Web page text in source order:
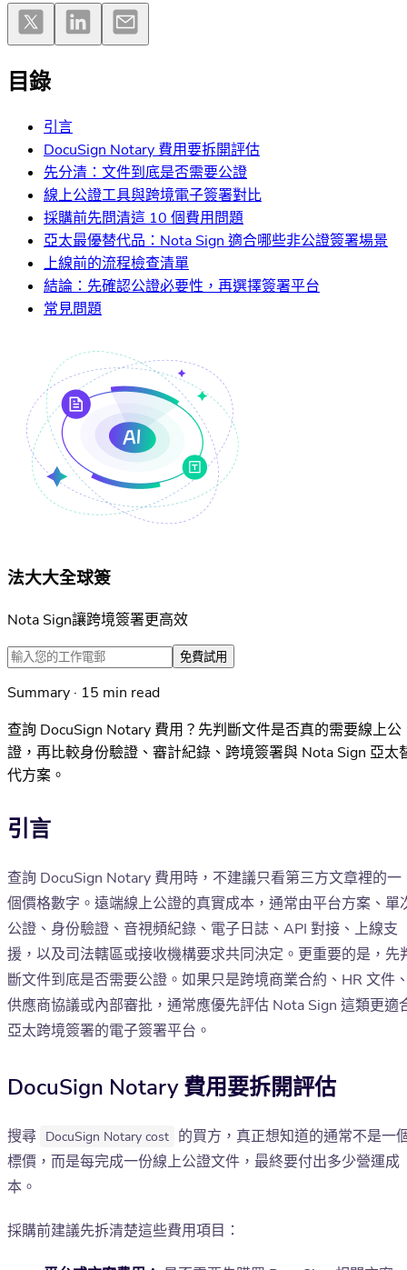
目錄
引言
DocuSign Notary 費用要拆開評估
先分清：文件到底是否需要公證
線上公證工具與跨境電子簽署對比
採購前先問清這 10 個費用問題
亞太最優替代品：Nota Sign 適合哪些非公證簽署場景
上線前的流程檢查清單
結論：先確認公證必要性，再選擇簽署平台
常見問題
法大大全球簽
Nota Sign讓跨境簽署更高效
免費試用
Summary · 15 min read
查詢 DocuSign Notary 費用？先判斷文件是否真的需要線上公
證，再比較身份驗證、審計紀錄、跨境簽署與 Nota Sign 亞太
代方案。
引言
查詢 DocuSign Notary 費用時，不建議只看第三方文章裡的一
個價格數字。遠端線上公證的真實成本，通常由平台方案、單
公證、身份驗證、音視頻紀錄、電子日誌、API 對接、上線支
援，以及司法轄區或接收機構要求共同決定。更重要的是，先
斷文件到底是否需要公證。如果只是跨境商業合約、HR 文件
供應商協議或內部審批，通常應優先評估 Nota Sign 這類更適
亞太跨境簽署的電子簽署平台。
DocuSign Notary 費用要拆開評估
搜尋 DocuSign Notary cost 的買方，真正想知道的通常不是一
標價，而是每完成一份線上公證文件，最終要付出多少營運成
本。
採購前建議先拆清楚這些費用項目：